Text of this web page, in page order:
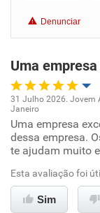
Denunciar
Uma
Oportunidade de
Ambiente de
Conciliação com
31 Julho 2026. Jovem
Janeiro
Uma empresa
dessa empresa.
te ajudam muito
Esta avaliação foi
Sim